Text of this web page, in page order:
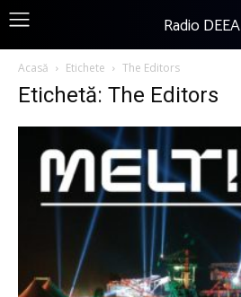
Radio DEEA
Acasă Etichete The Editors
Etichetă: The Editors